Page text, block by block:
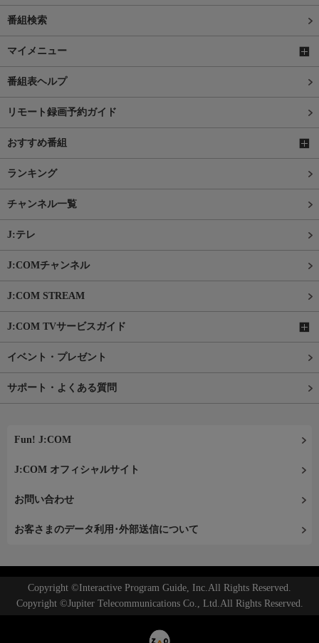
番組検索
マイメニュー
番組表ヘルプ
リモート録画予約ガイド
おすすめ番組
ランキング
チャンネル一覧
J:テレ
J:COMチャンネル
J:COM STREAM
J:COM TVサービスガイド
イベント・プレゼント
サポート・よくある質問
Fun! J:COM
J:COM オフィシャルサイト
お問い合わせ
お客さまのデータ利用･外部送信について
Copyright ©Interactive Program Guide, Inc.All Rights Reserved.
Copyright ©Jupiter Telecommunications Co., Ltd.All Rights Reserved.